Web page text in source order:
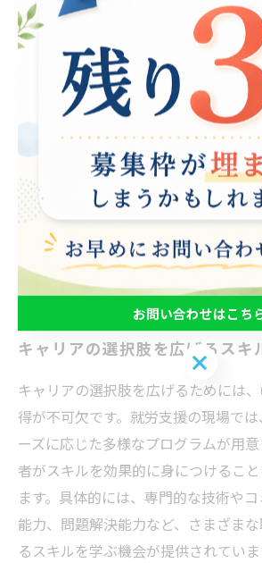
す。例えば、グループワークやワー
ュニケーションやチームワークの力
す。また、新しい技術や業界動向に関
に提供することで、社会で求められる
くことができます。このような取り組
チベーションを高めるだけでなく、
知識や技術を身につける助けになり
事例を共有することで、他の利用者
り、自信を深めることでしょう。共
出し、自己成長を目指していきまし
キャリアの選択肢を広げるスキ
キャリアの選択肢を広げるためには
得が不可欠です。就労支援の現場で
ーズに応じた多様なプログラムが用
者がスキルを効果的に身につけるこ
ます。具体的には、専門的な技術や
能力、問題解決能力など、さまざま
るスキルを学ぶ機会が提供されてい
お問い合わせはこち
お問い合わせはこち